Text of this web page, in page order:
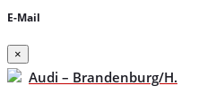
E-Mail
×
Audi – Brandenburg/H.